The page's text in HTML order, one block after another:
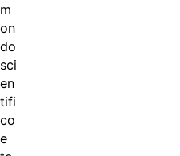
m
on
do
sci
en
tifi
co
e